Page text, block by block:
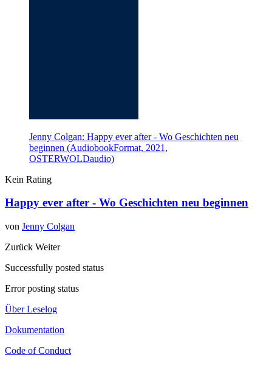
Jenny Colgan: Happy ever after - Wo Geschichten neu
beginnen (AudiobookFormat, 2021,
OSTERWOLDaudio)
Kein Rating
Happy ever after - Wo Geschichten neu beginnen
von Jenny Colgan
Zurück Weiter
Successfully posted status
Error posting status
Über Leselog
Dokumentation
Code of Conduct